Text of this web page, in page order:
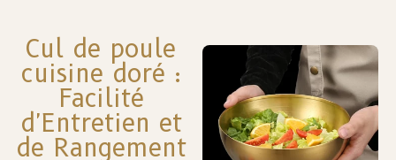
Cul de poule
cuisine doré :
Facilité
d'Entretien et
de Rangement